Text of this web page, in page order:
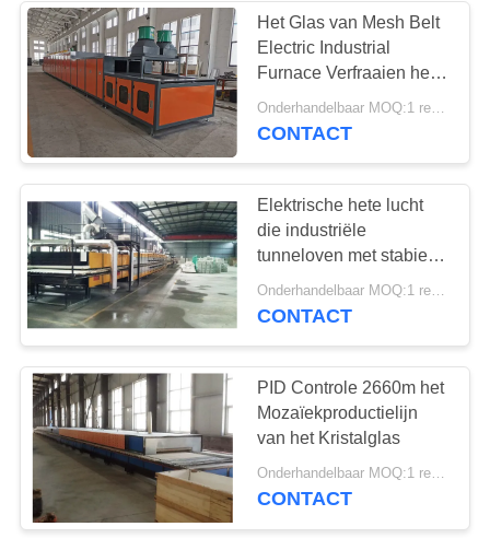
De ononderbroken
Oven van de
Netwerkriem
Het laboratorium
dempt - oven
11
13
Het Glas van Mesh Belt
Electric Industrial
Furnace Verfraaien het
Op hoge temperatuur
CONTACT
Elektrische hete lucht
die industriële
tunneloven met stabiele
en nauwkeurige
temperatuur doorgeven
Onderhandelbaar MOQ:1 reeks
CONTACT
PID Controle 2660m het
Mozaïekproductielijn
van het Kristalglas
Onderhandelbaar MOQ:1 reeks
CONTACT